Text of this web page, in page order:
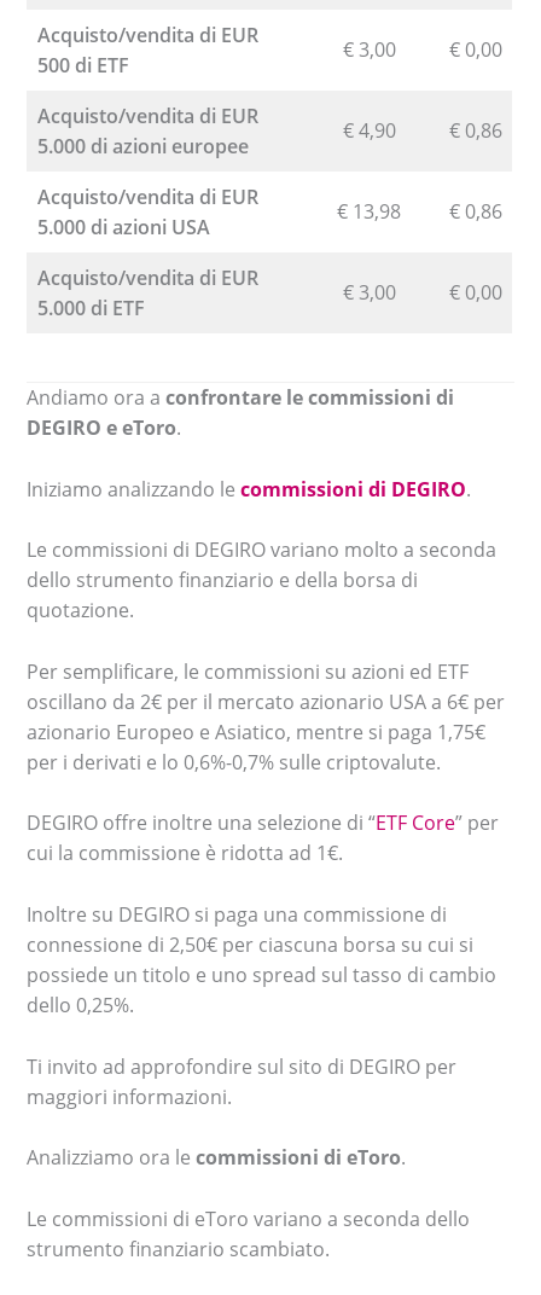
Acquisto/vendita di EUR
500 di ETF
€ 3,00 € 0,00
Acquisto/vendita di EUR
5.000 di azioni europee
€ 4,90 € 0,86
Acquisto/vendita di EUR
5.000 di azioni USA
€ 13,98 € 0,86
Acquisto/vendita di EUR
5.000 di ETF
€ 3,00 € 0,00
Andiamo ora aconfrontare le commissioni di
DEGIRO e eToro.
Iniziamo analizzando le commissioni di DEGIRO.
Le commissioni di DEGIRO variano molto a seconda
dello strumento finanziario e della borsa di
quotazione.
Per semplificare, le commissioni su azioni ed ETF
oscillano da 2€ per il mercato azionario USA a 6€ per
azionario Europeo e Asiatico, mentre si paga 1,75€
per i derivati e lo 0,6%-0,7% sulle criptovalute.
DEGIRO offre inoltre una selezione di “ETF Core” per
cui la commissione è ridotta ad 1€.
Inoltre su DEGIRO si paga una commissione di
connessione di 2,50€ per ciascuna borsa su cui si
possiede un titolo e uno spread sul tasso di cambio
dello 0,25%.
Ti invito ad approfondire sul sito di DEGIRO per
maggiori informazioni.
Analizziamo ora lecommissioni di eToro.
Le commissioni di eToro variano a seconda dello
strumento finanziario scambiato.